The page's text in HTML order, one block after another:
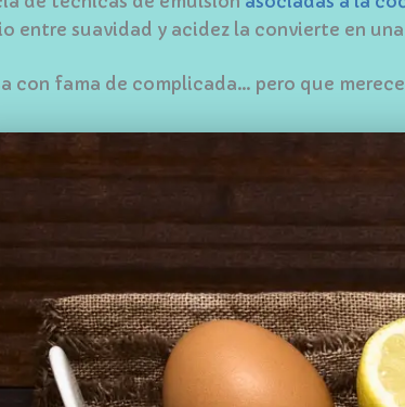
entre suavidad y acidez la convierte en
con fama de complicada… pero que